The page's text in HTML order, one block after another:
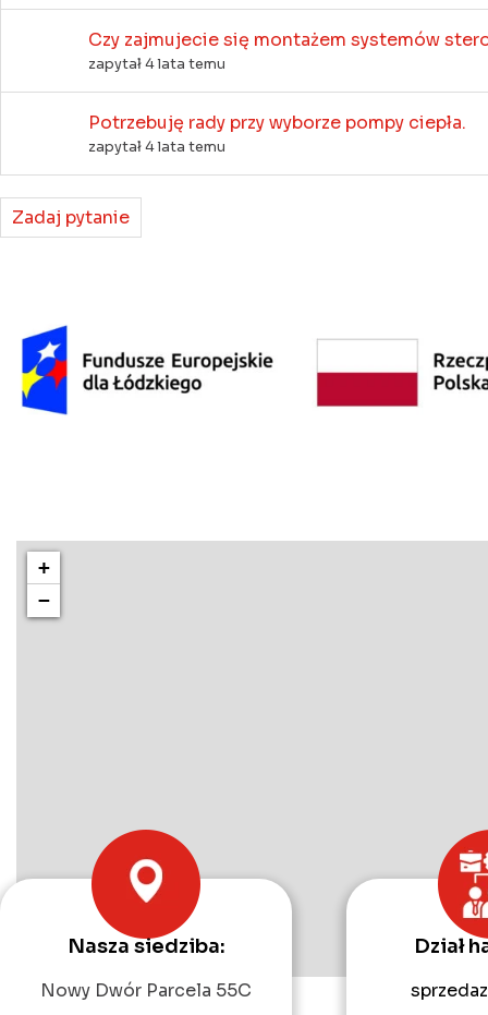
Czy zajmujecie się montażem systemów
zapytał 4 lata temu
Potrzebuję rady przy wyborze pompy ciepła.
zapytał 4 lata temu
Zadaj pytanie
+
−
Nasza siedziba:
Nowy Dwór Parcela 55C
Dział